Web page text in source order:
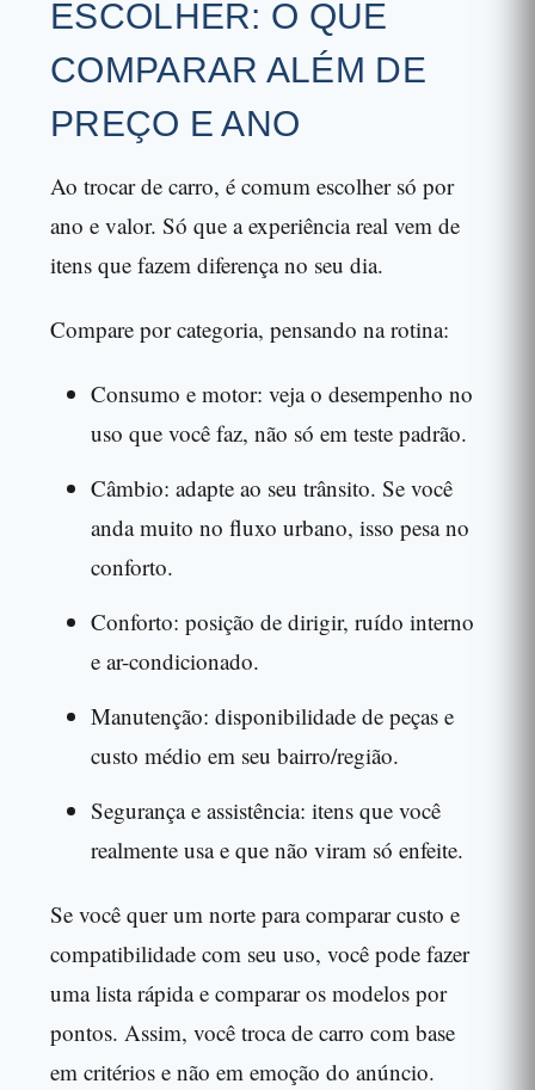
ESCOLHER: O QUE
COMPARAR ALÉM DE
PREÇO E ANO
Ao trocar de carro, é comum escolher só por
ano e valor. Só que a experiência real vem de
itens que fazem diferença no seu dia.
Compare por categoria, pensando na rotina:
Consumo e motor: veja o desempenho no
uso que você faz, não só em teste padrão.
Câmbio: adapte ao seu trânsito. Se você
anda muito no fluxo urbano, isso pesa no
conforto.
Conforto: posição de dirigir, ruído interno
e ar-condicionado.
Manutenção: disponibilidade de peças e
custo médio em seu bairro/região.
Segurança e assistência: itens que você
realmente usa e que não viram só enfeite.
Se você quer um norte para comparar custo e
compatibilidade com seu uso, você pode fazer
uma lista rápida e comparar os modelos por
pontos. Assim, você troca de carro com base
em critérios e não em emoção do anúncio.